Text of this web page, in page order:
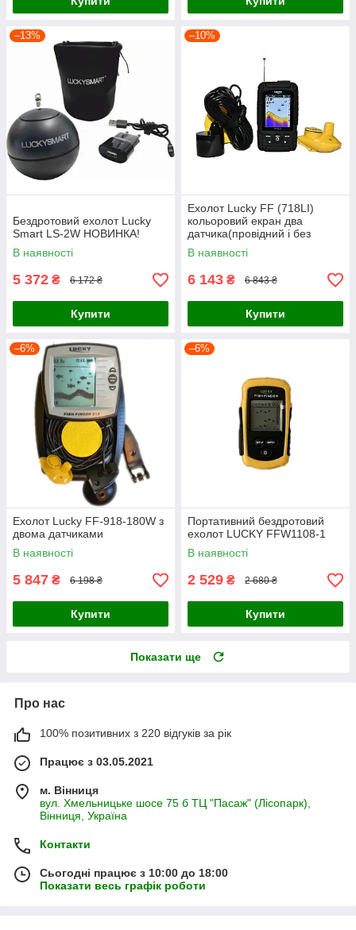
–13%
Бездротовий ехолот Lucky
Smart LS-2W НОВИНКА!
В наявності
5 372 ₴ 6 172 ₴
Купити
–10%
Ехолот Lucky FF (718LI)
кольоровий екран два
датчика(провідний і без
провідний)
В наявності
6 143 ₴ 6 843 ₴
Купити
–6%
Ехолот Lucky FF-918-180W з
двома датчиками
В наявності
5 847 ₴ 6 198 ₴
Купити
–6%
Портативний бездротовий
ехолот LUCKY FFW1108-1
В наявності
2 529 ₴ 2 680 ₴
Купити
Показати ще
Про нас
100% позитивних з 220 відгуків за рік
Працює з 03.05.2021
м. Вінниця
вул. Хмельницьке шосе 75 б ТЦ "Пасаж" (Лісопарк),
Вінниця, Україна
Контакти
Сьогодні працює з 10:00 до 18:00
Показати весь графік роботи